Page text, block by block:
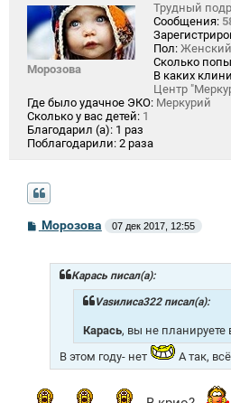
Морозова
Трудный
Сообщения:
Пол: Женский
Сколько
В каких
Центр
Где было удачное ЭКО: Меркурий
Сколько у вас детей: 1
Благодарил (а): 1 раз
Поблагодарили: 2 раза
СМорозова 07 дек 2017, 12:55
Карась писал(а):
Vasилиса322 писал(а):
Карась, вы не планируете
В этом году- нет
А так,